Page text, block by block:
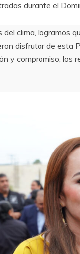
durante el
del clima, logramos
disfrutar de esta
y compromiso, los